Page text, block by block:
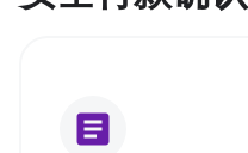
article